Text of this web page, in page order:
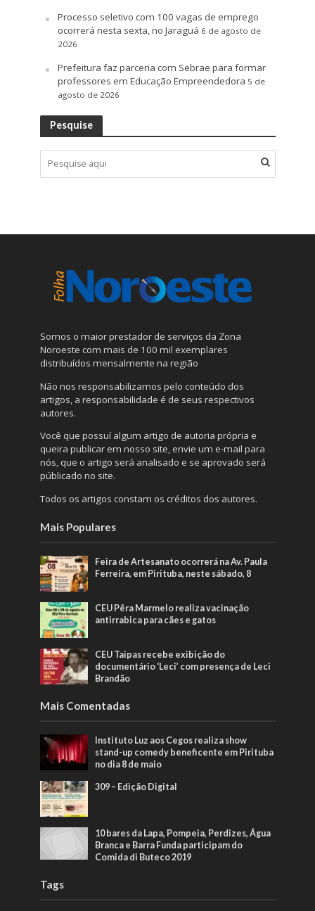
Processo seletivo com 100 vagas de emprego
ocorrerá nesta sexta, no Jaraguá 6 de agosto de
2026
Prefeitura faz parceria com Sebrae para formar
professores em Educação Empreendedora 5 de
agosto de 2026
Pesquise
Somos o maior prestador de serviços da Zona
Noroeste com mais de 100 mil exemplares
distribuídos mensalmente na região
Não nos responsabilizamos pelo conteúdo dos
artigos, a responsabilidade é de seus respectivos
autores.
Você que possuí algum artigo de autoria própria e
queira publicar em nosso site, envie um e-mail para
nós, que o artigo será analisado e se aprovado será
públicado no site.
Todos os artigos constam os créditos dos autores.
Mais Populares
Feira de Artesanato ocorrerá na Av. Paula
Ferreira, em Pirituba, neste sábado, 8
CEU Pêra Marmelo realiza vacinação
antirrabica para cães e gatos
CEU Taipas recebe exibição do
documentário ‘Leci’ com presença de Leci
Brandão
Mais Comentadas
Instituto Luz aos Cegos realiza show
stand-up comedy beneficente em Pirituba
no dia 8 de maio
309 – Edição Digital
10 bares da Lapa, Pompeia, Perdizes, Água
Branca e Barra Funda participam do
Comida di Buteco 2019
Tags